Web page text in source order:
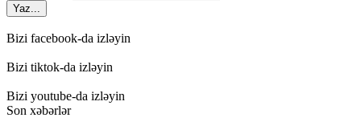
Yaz...
Bizi facebook-da izləyin
Bizi tiktok-da izləyin
Bizi youtube-da izləyin
Son xəbərlər